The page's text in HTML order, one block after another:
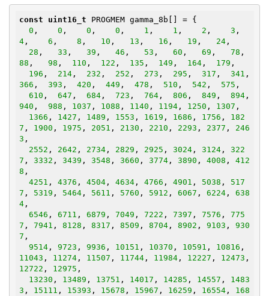
const uint16_t PROGMEM gamma_8b[] = {
0 , 0 , 0 , 0 , 1 , 1 , 2 , 3
4 , 6 , 8 , 10 , 13 , 16 , 19 , 24 ,
28 , 33 , 39 , 46 , 53 , 60 , 69 , 78
88 , 98 , 110 , 122 , 135 , 149 , 164 , 179 ,
196 , 214 , 232 , 252 , 273 , 295 , 317 , 341
366 , 393 , 420 , 449 , 478 , 510 , 542 , 575 ,
610 , 647 , 684 , 723 , 764 , 806 , 849 , 894
940 , 988 , 1037 , 1088 , 1140 , 1194 , 1250 , 1307 ,
1366 , 1427 , 1489 , 1553 , 1619 , 1686 , 1756 , 182
7 , 1900 , 1975 , 2051 , 2130 , 2210 , 2293 , 2377 , 246
3 ,
2552 , 2642 , 2734 , 2829 , 2925 , 3024 , 3124 , 322
7 , 3332 , 3439 , 3548 , 3660 , 3774 , 3890 , 4008 , 412
8 ,
4251 , 4376 , 4504 , 4634 , 4766 , 4901 , 5038 , 517
7 , 5319 , 5464 , 5611 , 5760 , 5912 , 6067 , 6224 , 638
4 ,
6546 , 6711 , 6879 , 7049 , 7222 , 7397 , 7576 , 775
7 , 7941 , 8128 , 8317 , 8509 , 8704 , 8902 , 9103 , 930
7 ,
9514 , 9723 , 9936 , 10151 , 10370 , 10591 , 10816
11043 , 11274 , 11507 , 11744 , 11984 , 12227 , 12473
12722 , 12975 ,
13230 , 13489 , 13751 , 14017 , 14285 , 14557 , 1483
3 , 15111 , 15393 , 15678 , 15967 , 16259 , 16554 , 168